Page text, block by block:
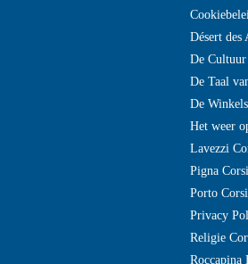
Désert des
De
De Taal
De
Het weer
Lavezzi
Pigna
Porto
Privacy
Religie
Roccapina